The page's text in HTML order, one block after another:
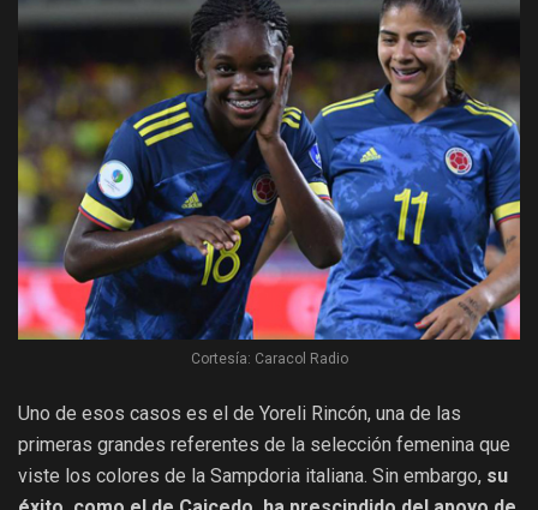
Cortesía: Caracol Radio
Uno de esos casos es el de Yoreli Rincón, una de las
primeras grandes referentes de la selección femenina que
viste los colores de la Sampdoria italiana. Sin embargo, su